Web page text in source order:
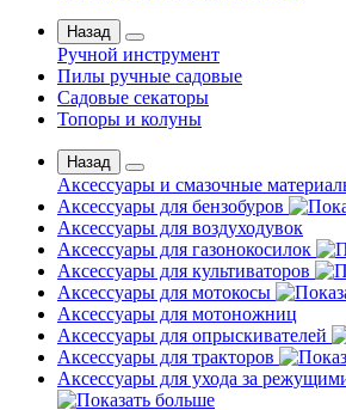
Назад
Ручной инструмент
Пилы ручные садовые
Садовые секаторы
Топоры и колуны
Назад
Аксессуары и смазочные
Аксессуары для бензобуров
Аксессуары для воздуходувок
Аксессуары для газонокосилок
Аксессуары для культиваторов
Аксессуары для мотокосы
Аксессуары для мотоножниц
Аксессуары для опрыскивателей
Аксессуары для тракторов
Аксессуары для ухода за